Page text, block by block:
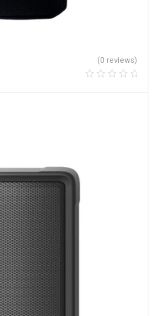
(0 reviews)